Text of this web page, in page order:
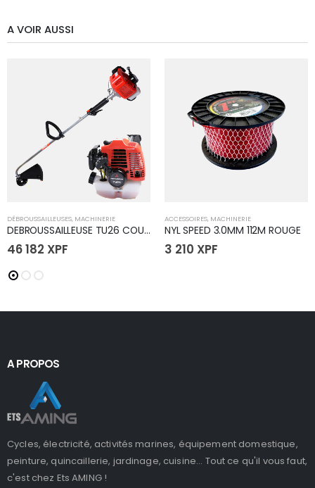
A VOIR AUSSI
DÉBROUSSAILLEUSES, MACHINERIE
DEBROUSSAILLEUSE TU26 COURBE FA MITSUBISHI IRINO
46 182 XPF
ACCESSOIRES, MACHINERIE
NYL SPEED 3.0MM 112M ROUGE
3 210 XPF
A PROPOS
Cycles, électricité, activités marines, équipement domestique,
peinture, quincaillerie, jardinage, cuisine... Tout ce qu'il vous faut,
c'est chez Ets AMING !